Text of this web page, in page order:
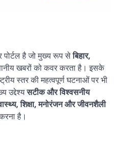
है जो मुख्य रूप सेबिहार,
खबरों को कवर करता है। इसके
स्तर की महत्वपूर्ण घटनाओं पर भी
उद्देश्यसटीक और विश्वसनीय
शिक्षा, मनोरंजन और जीवनशैली
है।